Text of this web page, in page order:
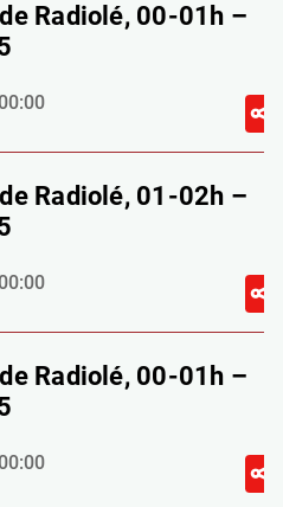
Radiolé, 00-01h –
Radiolé, 01-02h –
Radiolé, 00-01h –